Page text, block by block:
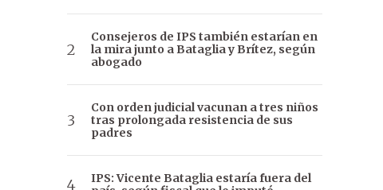
Consejeros de IPS también estarían en
la mira junto a Bataglia y Brítez, según
abogado
Con orden judicial vacunan a tres niños
tras prolongada resistencia de sus
padres
IPS: Vicente Bataglia estaría fuera del